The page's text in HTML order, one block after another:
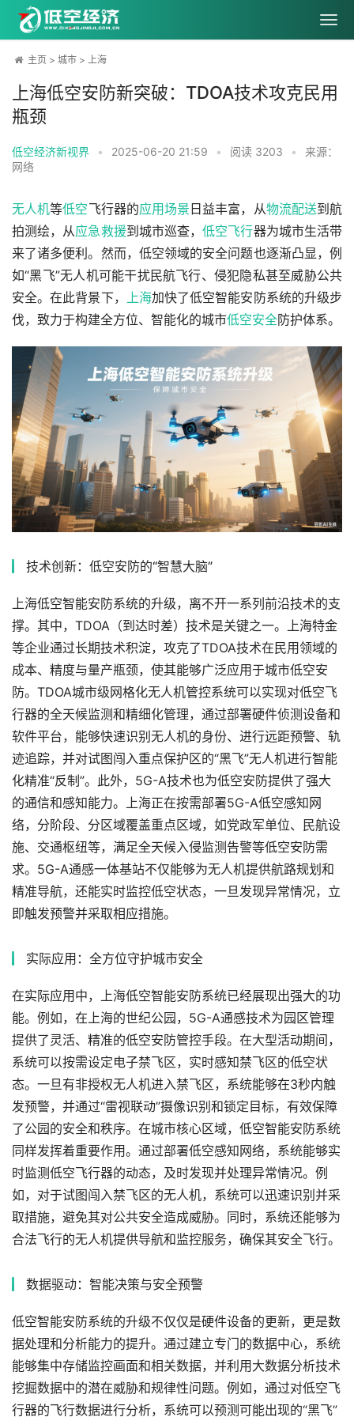
主页 > 城市 > 上海
上海低空安防新突破：TDOA技术攻克民用
瓶颈
低空经济新视界 • 2025-06-20 21:59 • 阅读 3203 •
来源：
网络
无人机等低空飞行器的应用场景 日益丰富，从物流配送到航
拍测绘，从应急救援到城市巡查，低空飞行器为城市生活带
来了诸多便利。然而，低空领域的安全问题也逐渐凸显，例
如“黑飞”无人机可能干扰民航飞行、侵犯隐私甚至威胁公共
安全。在此背景下， 上海加快了低空智能安防系统的升级步
伐，致力于构建全方位、智能化的城市低空安全防护体系。
技术创新：低空安防的“智慧大脑”
上海低空智能安防系统的升级，离不开一系列前沿技术的支
撑。其中，TDOA（到达时差）技术是关键之一。上海特金
等企业通过长期技术积淀，攻克了TDOA技术在民用领域的
成本、精度与量产瓶颈，使其能够广泛应用于城市低空安
防。TDOA城市级网格化无人机管控系统可以实现对低空飞
行器的全天候监测和精细化管理，通过部署硬件侦测设备和
软件平台，能够快速识别无人机的身份、进行远距预警、轨
迹追踪，并对试图闯入重点保护区的“黑飞”无人机进行智能
化精准“反制”。此外，5G-A技术也为低空安防提供了强大
的通信和感知能力。上海正在按需部署5G-A低空感知网
络，分阶段、分区域覆盖重点区域，如党政军单位、民航设
施、交通枢纽等，满足全天候入侵监测告警等低空安防需
求。5G-A通感一体基站不仅能够为无人机提供航路规划和
精准导航，还能实时监控低空状态，一旦发现异常情况，立
即触发预警并采取相应措施。
实际应用：全方位守护城市安全
在实际应用中，上海低空智能安防系统已经展现出强大的功
能。例如，在上海的世纪公园，5G-A通感技术为园区管理
提供了灵活、精准的低空安防管控手段。在大型活动期间，
系统可以按需设定电子禁飞区，实时感知禁飞区的低空状
态。一旦有非授权无人机进入禁飞区，系统能够在3秒内触
发预警，并通过“雷视联动”摄像识别和锁定目标，有效保障
了公园的安全和秩序。在城市核心区域，低空智能安防系统
同样发挥着重要作用。通过部署低空感知网络，系统能够实
时监测低空飞行器的动态，及时发现并处理异常情况。例
如，对于试图闯入禁飞区的无人机，系统可以迅速识别并采
取措施，避免其对公共安全造成威胁。同时，系统还能够为
合法飞行的无人机提供导航和监控服务，确保其安全飞行。
数据驱动：智能决策与安全预警
低空智能安防系统的升级不仅仅是硬件设备的更新，更是数
据处理和分析能力的提升。通过建立专门的数据中心，系统
能够集中存储监控画面和相关数据，并利用大数据分析技术
挖掘数据中的潜在威胁和规律性问题。例如，通过对低空飞
行器的飞行数据进行分析，系统可以预测可能出现的“黑飞”